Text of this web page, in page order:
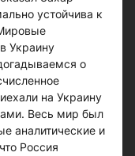
устойчива к
Украину
о
на Украину
Весь мир был
аналитические и
Россия